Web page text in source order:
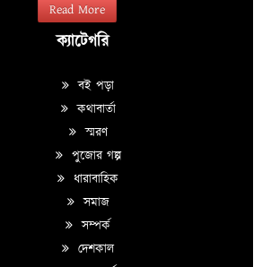
Read More
ক্যাটেগরি
বই পড়া
কথাবার্তা
স্মরণ
পুজোর গল্প
ধারাবাহিক
সমাজ
সম্পর্ক
দেশকাল